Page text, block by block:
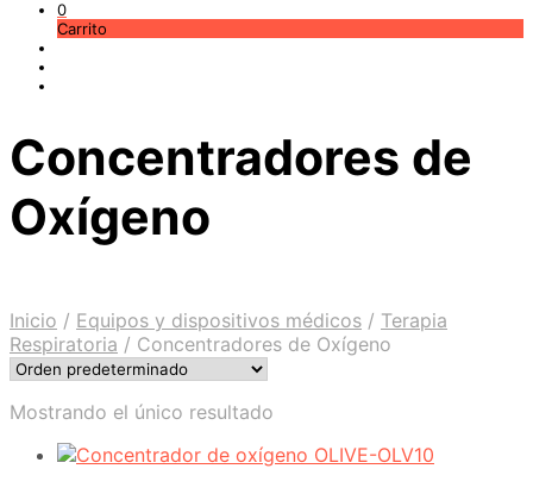
0
Carrito
Concentradores de
Oxígeno
Inicio / Equipos y dispositivos médicos / Terapia
Respiratoria / Concentradores de Oxígeno
Mostrando el único resultado